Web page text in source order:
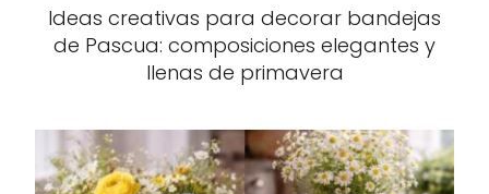
Ideas creativas para decorar bandejas
de Pascua: composiciones elegantes y
llenas de primavera